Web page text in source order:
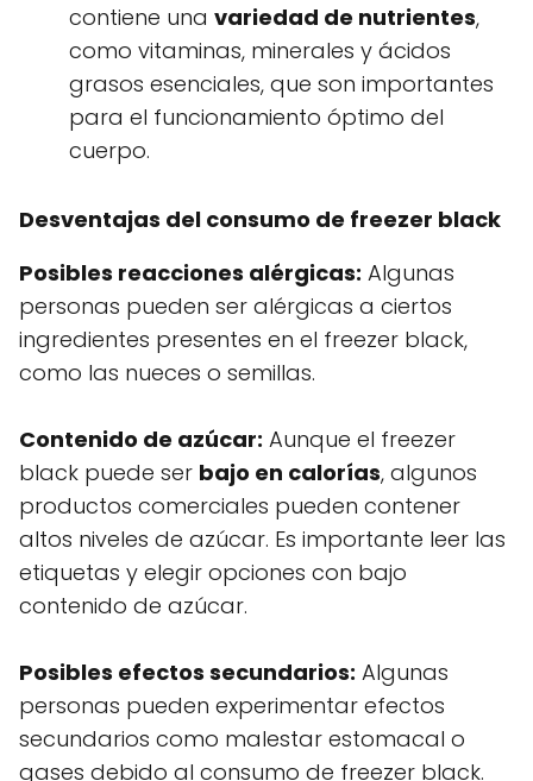
contiene una variedad de nutrientes,
como vitaminas, minerales y ácidos
grasos esenciales, que son importantes
para el funcionamiento óptimo del
cuerpo.
Desventajas del consumo de freezer black
Posibles reacciones alérgicas: Algunas
personas pueden ser alérgicas a ciertos
ingredientes presentes en el freezer black,
como las nueces o semillas.
Contenido de azúcar: Aunque el freezer
black puede ser bajo en calorías, algunos
productos comerciales pueden contener
altos niveles de azúcar. Es importante leer las
etiquetas y elegir opciones con bajo
contenido de azúcar.
Posibles efectos secundarios: Algunas
personas pueden experimentar efectos
secundarios como malestar estomacal o
gases debido al consumo de freezer black.